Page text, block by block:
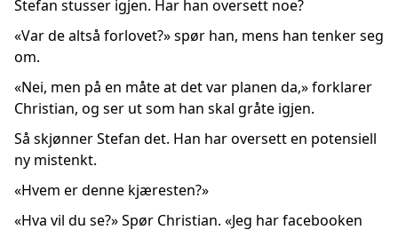
Stefan stusser igjen. Har han oversett noe?
«Var de altså forlovet?» spør han, mens han tenker seg
om.
«Nei, men på en måte at det var planen da,» forklarer
Christian, og ser ut som han skal gråte igjen.
Så skjønner Stefan det. Han har oversett en potensiell
ny mistenkt.
«Hvem er denne kjæresten?»
«Hva vil du se?» Spør Christian. «Jeg har facebooken